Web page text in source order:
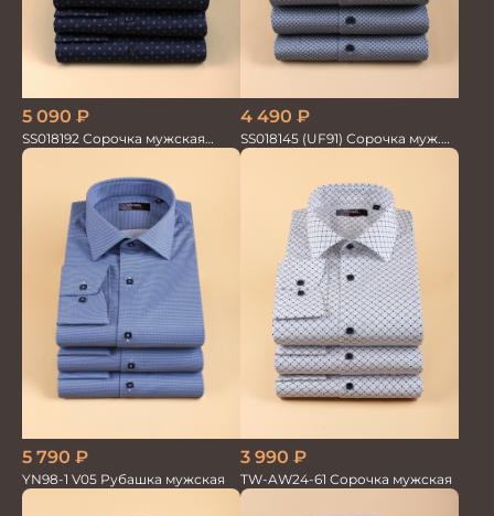
5 090 ₽
SS018192 Сорочка мужская
GROSTYLE PRIME
4 490 ₽
SS018145 (UF91) Сорочка муж.
кр.рук. GROSTYLE PRIME
5 790 ₽
YN98-1 V05 Рубашка мужская
3 990 ₽
TW-AW24-61 Сорочка мужская